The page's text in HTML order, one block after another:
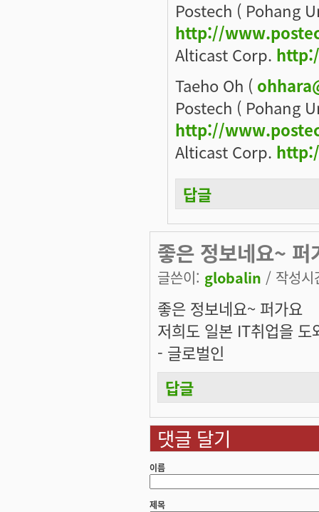
Postech ( Pohang
http://
Alticast Corp.
Taeho Oh (
Postech ( Pohang
http://
Alticast Corp.
답글
좋은 정보네요~
글쓴이: globalin / 작성
좋은 정보네요~ 퍼가요
저희도 일본 IT취업을
- 글로벌인
답글
댓글 달기
이름
제목